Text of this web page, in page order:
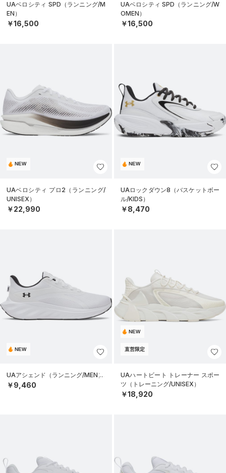
UAベロシティ SPD（ランニング/M
EN）
￥16,500
UAベロシティ SPD（ランニング/W
OMEN）
￥16,500
NEW
UAベロシティ プロ2（ランニング/
UNISEX）
￥22,990
NEW
UAロックダウン8（バスケットボー
ル/KIDS）
￥8,470
NEW
UAアシェンド（ランニング/MEN）
￥9,460
NEW
直営限定
UAハートビート トレーナー スポー
ツ（トレーニング/UNISEX）
￥18,920